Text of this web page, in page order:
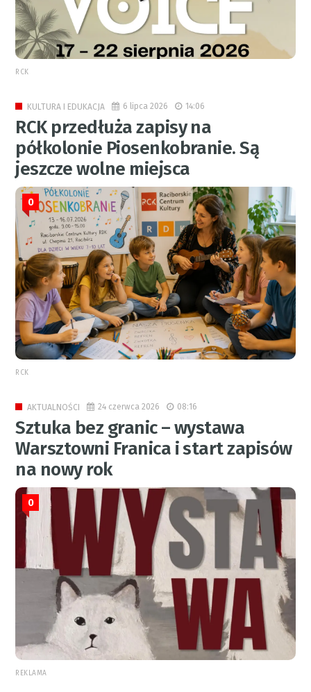
RCK
KULTURA I EDUKACJA 6 lipca 2026 14:06
RCK przedłuża zapisy na
półkolonie Piosenkobranie. Są
jeszcze wolne miejsca
0
RCK
AKTUALNOŚCI 24 czerwca 2026 08:16
Sztuka bez granic – wystawa
Warsztowni Franica i start zapisów
na nowy rok
0
REKLAMA